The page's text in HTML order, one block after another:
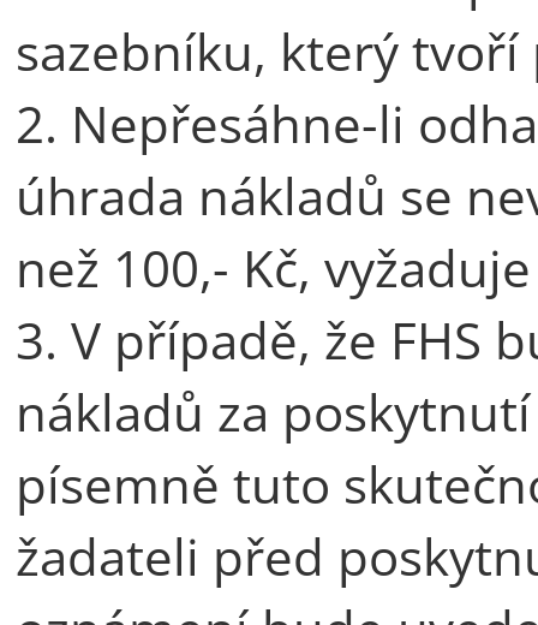
sazebníku, který
2. Nepřesáhne-li
úhrada nákladů se
než 100,- Kč,
3. V případě, že FHS
nákladů za
písemně tuto
žadateli před